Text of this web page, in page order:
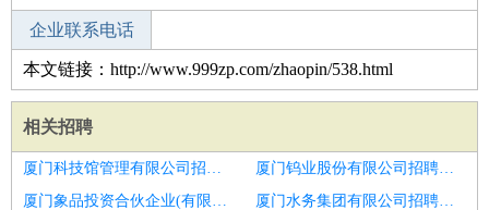
企业联系电话
本文链接：http://www.999zp.com/zhaopin/538.html
相关招聘
厦门科技馆管理有限公司招聘河北电气高级工程师
厦门钨业股份有限公司招聘变电站综自系统调试
厦门象品投资合伙企业(有限合伙)招聘展厅经理
厦门水务集团有限公司招聘行业工程师